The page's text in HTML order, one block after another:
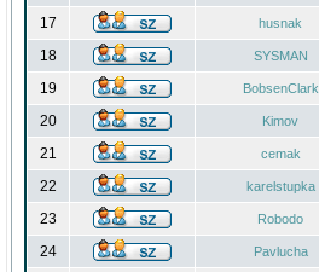
17 husnak
18 SYSMAN
19 BobsenClark
20 Kimov
21 cemak
22 karelstupka
23 Robodo
24 Pavlucha